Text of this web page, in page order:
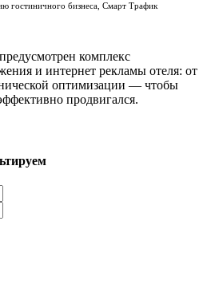
гостиничного бизнеса, Смарт Трафик
комплекс
и интернет рекламы отеля: от
оптимизации — чтобы
продвигался.